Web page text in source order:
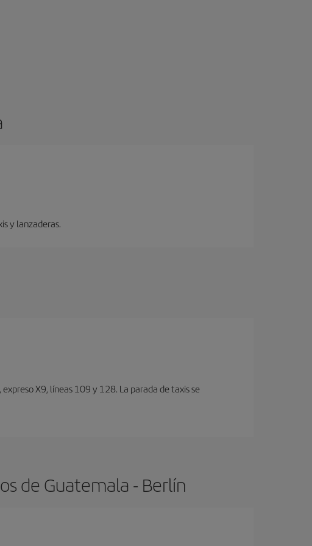
y lanzaderas.
X9, lí­neas 109 y 128. La parada de taxis se
de Guatemala - Berlín